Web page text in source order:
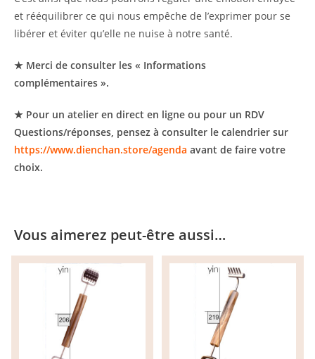
et rééquilibrer ce qui nous empêche de l’exprimer pour se
libérer et éviter qu’elle ne nuise à notre santé.
★ Merci de consulter les « Informations
complémentaires ».
★ Pour un atelier en direct en ligne ou pour un RDV
Questions/réponses, pensez à consulter le calendrier sur
https://www.dienchan.store/agenda avant de faire votre
choix.
Vous aimerez peut-être aussi…